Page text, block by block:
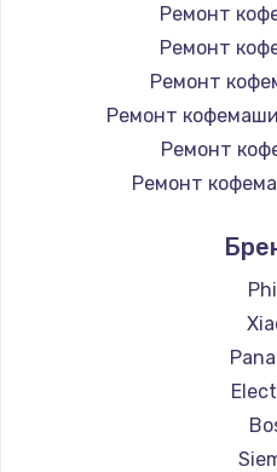
Ремонт
Ремонт
Ремонт
Ремонт
Ремонт
Ремонт
Ремонт
Ремонт
Ремонт
Ремонт
Ремонт
Ремонт
Ремонт